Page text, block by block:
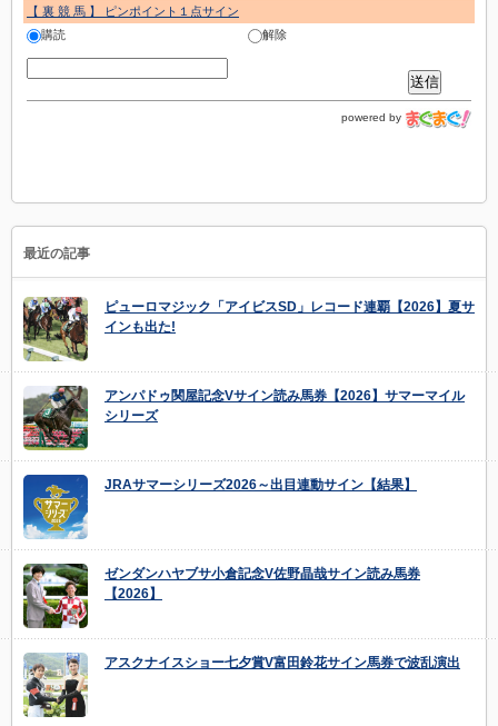
【 裏 競 馬 】 ピンポイント１点サイン
購読
解除
powered by
最近の記事
ピューロマジック「アイビスSD」レコード連覇【2026】夏サ
インも出た!
アンパドゥ関屋記念Vサイン読み馬券【2026】サマーマイル
シリーズ
JRAサマーシリーズ2026～出目連動サイン【結果】
ゼンダンハヤブサ小倉記念V佐野晶哉サイン読み馬券
【2026】
アスクナイスショー七夕賞V富田鈴花サイン馬券で波乱演出